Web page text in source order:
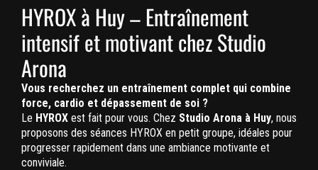
HYROX à Huy – Entraînement
intensif et motivant chez Studio
Arona
Vous recherchez un entraînement complet qui combine
force, cardio et dépassement de soi ?
Le HYROX est fait pour vous. Chez Studio Arona à Huy, nous
proposons des séances HYROX en petit groupe, idéales pour
progresser rapidement dans une ambiance motivante et
conviviale.